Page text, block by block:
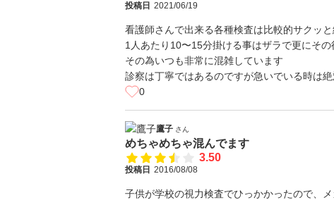
投稿日 2021/06/19
看護師さんで出来る各種検査は比較的サクッ
1人あたり10〜15分掛ける事はザラで更にそ
その為いつも非常に混雑しています
診察は丁寧ではあるのですが急いでいる時は
0
鷹子 さん
めちゃめちゃ混んでます
3.50
投稿日 2016/08/08
子供が学校の視力検査でひっかかったので、